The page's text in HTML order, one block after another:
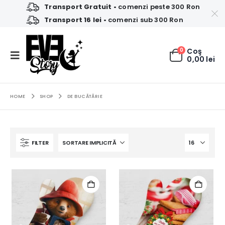
Transport Gratuit • comenzi peste 300 Ron
Transport 16 lei • comenzi sub 300 Ron
0 Coş
0,00 lei
HOME SHOP DE BUCĂTĂRIE
FILTER